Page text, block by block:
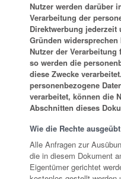
Nutzer werden darüber
Verarbeitung der
Direktwerbung
Gründen
Nutzer der
so werden die
diese Zwecke
personenbezogene
verarbeitet, können die
Abschnitten dieses
Wie die Rechte
Alle Anfragen zur
die in diesem Dokument
Eigentümer gerichtet